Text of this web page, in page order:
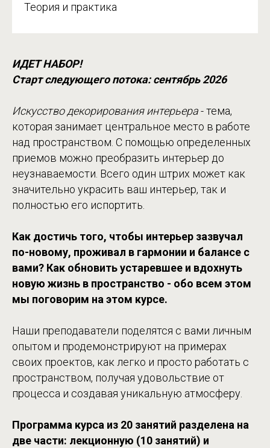
Теория и практика
ИДЕТ НАБОР!
Старт следующего потока: сентябрь 2026
Искусство декорирования интерьера- тема,
которая занимает центральное место в работе
над пространством. С помощью определенных
приемов можно преобразить интерьер до
неузнаваемости. Всего один штрих может как
значительно украсить ваш интерьер, так и
полностью его испортить.
Как достичь того, чтобы интерьер зазвучал
по-новому, проживал в гармонии и балансе с
вами? Как обновить устаревшее и вдохнуть
новую жизнь в пространство - обо всем этом
мы поговорим на этом курсе.
Наши преподаватели поделятся с вами личным
опытом и продемонстрируют на примерах
своих проектов, как легко и просто работать с
пространством, получая удовольствие от
процесса и создавая уникальную атмосферу.
Программа курса из 20 занятий разделена на
две части: лекционную (10 занятий) и